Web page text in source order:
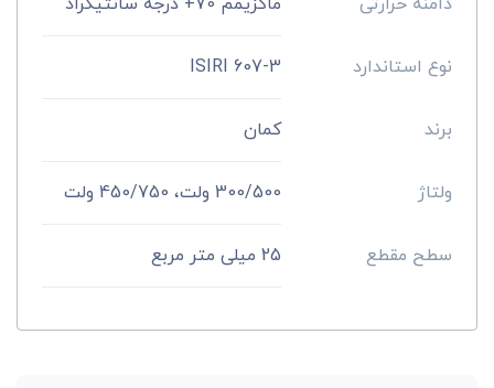
نوع استاندارد ISIRI 607-3
برند کمان
ولتاژ 300/500 ولت، 450/750 ولت
سطح مقطع 25 میلی متر مربع